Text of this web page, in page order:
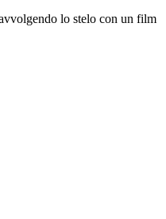
lo stelo con un film